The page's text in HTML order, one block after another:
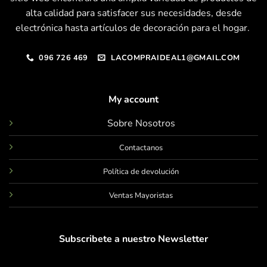
alta calidad para satisfacer sus necesidades, desde
electrónica hasta artículos de decoración para el hogar.
096 726 469 LACOMPRAIDEAL1@GMAIL.COM
My account
Sobre Nosotros
Contactanos
Política de devolución
Ventas Mayoristas
Subscribete a nuestro Newsletter